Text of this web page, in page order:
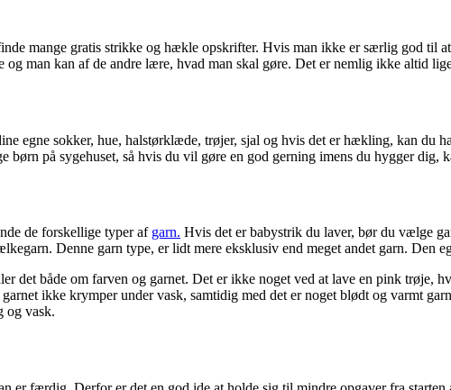
mange gratis strikke og hækle opskrifter. Hvis man ikke er særlig god til
man kan af de andre lære, hvad man skal gøre. Det er nemlig ikke altid
egne sokker, hue, halstørklæde, trøjer, sjal og hvis det er hækling, kan du
på sygehuset, så hvis du vil gøre en god gerning imens du hygger dig,
de forskellige typer af garn. Hvis det er babystrik du laver, bør du vælge
Denne garn type, er lidt mere eksklusiv end meget andet garn. Den
både om farven og garnet. Det er ikke noget ved at lave en pink trøje,
ikke krymper under vask, samtidig med det er noget blødt og varmt
og vask.